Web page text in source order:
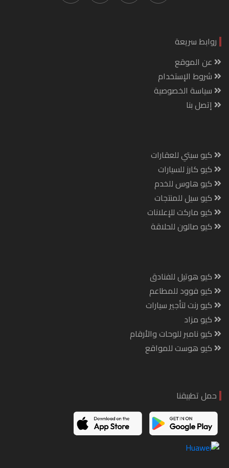
روابط سريعة
عن الموقع
شروط الإستخدام
سياسة الخصوصية
إتصل بنا
كيو سيتي للعقارات
كيو كارز للسيارات
كيو هاوس للخدم
كيو سيل للمنتجات
كيو ماركت للإعلانات
كيو صالون للحلاقة
كيو هوتيل للفنادق
كيو فوود للمطاعم
كيو رنت لتأجير سيارات
كيو مزاد
كيو نامبر للوحات والأرقام
كيو هوست للمواقع
حمل تطبيقنا